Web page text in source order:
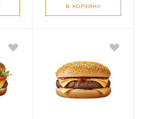
В КОРЗИНУ